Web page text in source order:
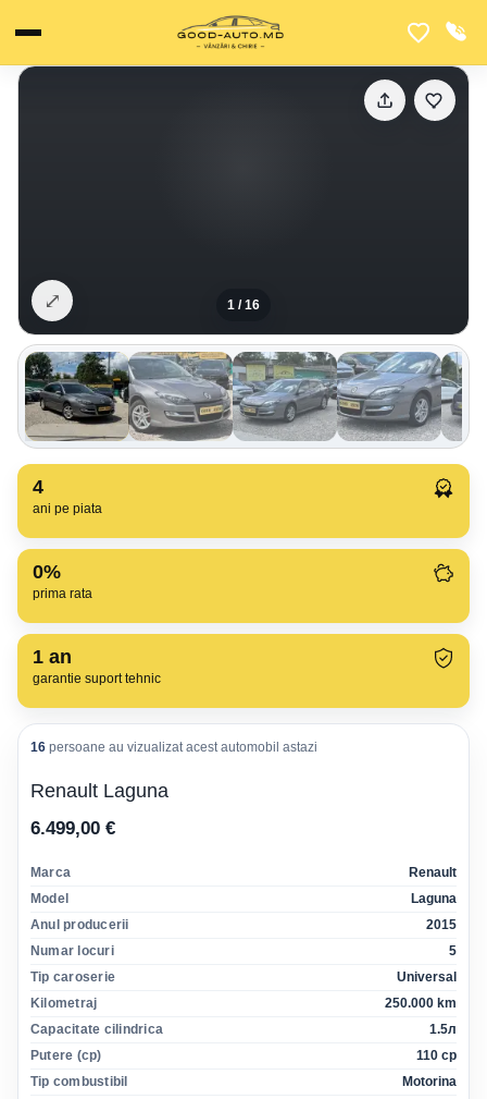
1 /16
⤢
4
ani pe piata
0%
prima rata
1 an
garantie suport tehnic
16 persoane au vizualizat acest automobil astazi
Renault Laguna
6.499,00 €
Marca
Renault
Model
Laguna
Anul producerii
2015
Numar locuri
5
Tip caroserie
Universal
Kilometraj
250.000 km
Capacitate cilindrica
1.5л
Putere (cp)
110 cp
Tip combustibil
Motorina